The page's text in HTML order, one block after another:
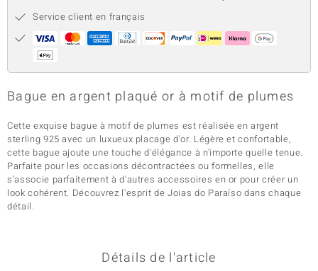
Service client en français
Bague en argent plaqué or à motif de plumes
Cette exquise bague à motif de plumes est réalisée en argent
sterling 925 avec un luxueux placage d'or. Légère et confortable,
cette bague ajoute une touche d'élégance à n'importe quelle tenue.
Parfaite pour les occasions décontractées ou formelles, elle
s'associe parfaitement à d'autres accessoires en or pour créer un
look cohérent. Découvrez l'esprit de Joias do Paraíso dans chaque
détail.
Détails de l'article